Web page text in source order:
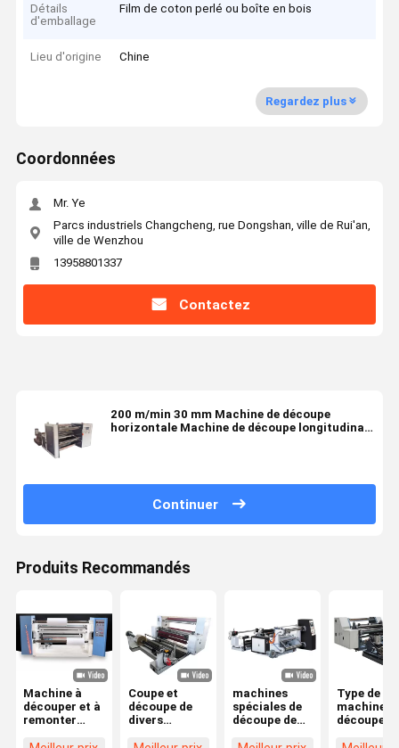
Détails
d'emballage
Film de coton perlé ou boîte en bois
Lieu d'origine Chine
Regardez plus
Coordonnées
Mr. Ye
Parcs industriels Changcheng, rue Dongshan, ville de Rui'an,
ville de Wenzhou
13958801337
Contactez
200 m/min 30 mm Machine de découpe
horizontale Machine de découpe longitudinale
Continuer
Produits Recommandés
Machine à
découper et à
remonter
Coupe et
découpe de
divers
machines
spéciales de
découpe de
Type de
machine à
découper